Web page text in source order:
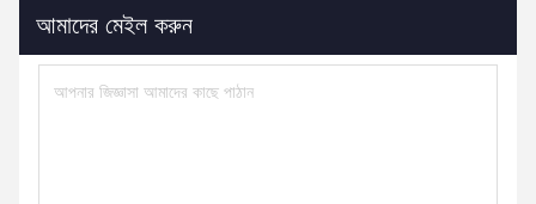
আমাদের মেইল করুন